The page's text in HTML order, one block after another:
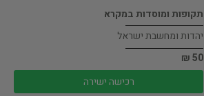
תקופות ומוסדות במקרא
יהדות ומחשבת ישראל
50 ₪
רכישה ישירה